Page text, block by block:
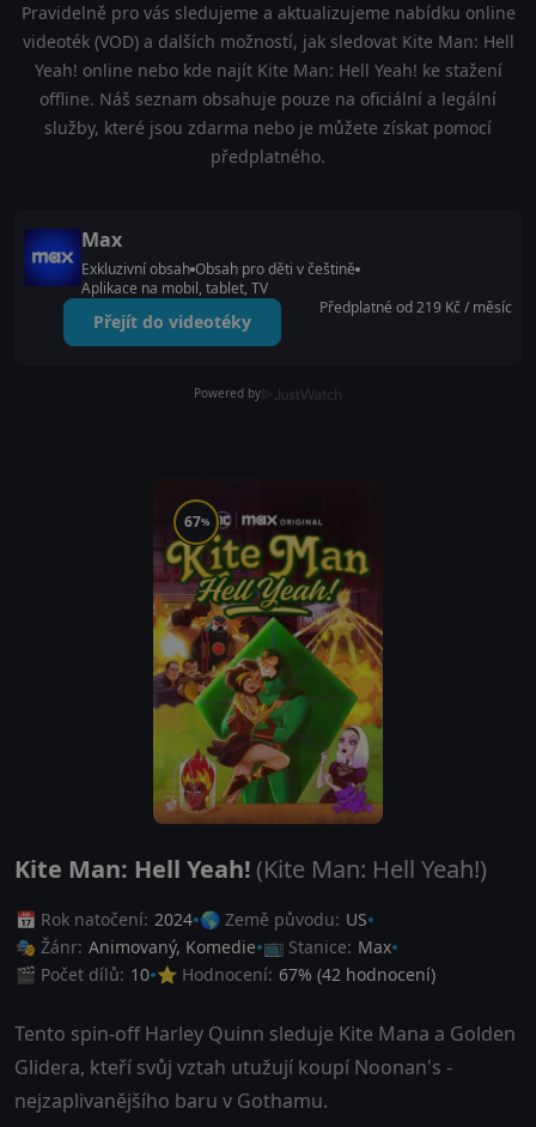
Pravidelně pro vás sledujeme a aktualizujeme nabídku online
videoték (VOD) a dalších možností, jak sledovat Kite Man: Hell
Yeah! online nebo kde najít Kite Man: Hell Yeah! ke stažení
offline. Náš seznam obsahuje pouze na oficiální a legální
služby, které jsou zdarma nebo je můžete získat pomocí
předplatného.
Max
Exkluzivní obsah Obsah pro děti v češtině
Aplikace na mobil, tablet, TV
Přejít do videotéky
Předplatné od 219 Kč / měsíc
Powered by
67%
Kite Man: Hell Yeah! (Kite Man: Hell Yeah!)
📅 Rok natočení: 2024 🌎 Země původu: US
🎭 Žánr: Animovaný, Komedie 📺 Stanice: Max
🎬 Počet dílů: 10 ⭐ Hodnocení: 67% (42 hodnocení)
Tento spin-off Harley Quinn sleduje Kite Mana a Golden
Glidera, kteří svůj vztah utužují koupí Noonan's -
nejzaplivanějšího baru v Gothamu.